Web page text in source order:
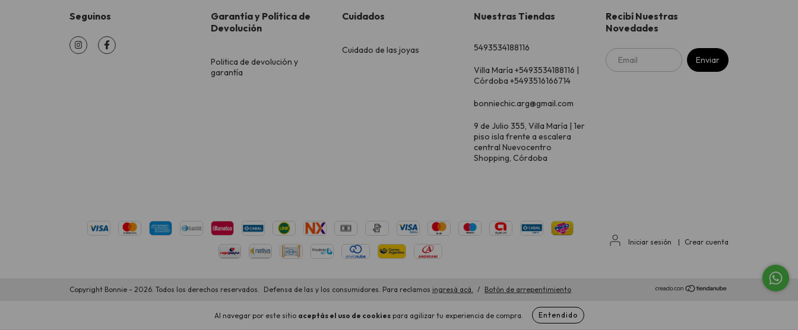
Al navegar por este sitio aceptás el uso de cookiespara agilizar tu experiencia de compra. Entendido
Seguinos
Garantía y Política de
Devolución
Politica de devolución y
garantía
Cuidados
Cuidado de las joyas
Nuestras Tiendas
5493534188116
Villa María +5493534188116 |
Córdoba +5493516166714
bonniechic.arg@gmail.com
9 de Julio 355, Villa María | 1er
piso isla frente a escalera
central Nuevocentro
Shopping, Córdoba
Recibí Nuestras
Novedades
Iniciar sesión | Crear cuenta
Copyright Bonnie - 2026. Todos los derechos reservados. Defensa de las y los consumidores. Para reclamos ingresá acá. / Botón de arrepentimiento